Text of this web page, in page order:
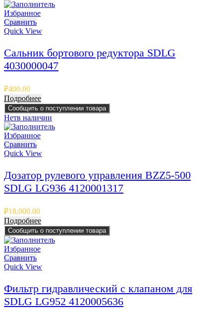
Избранное
Сравнить
Quick View
Сальник бортового редуктора SDLG
4030000047
₽400.00
Подробнее
Сообщить о поступлении товара
Нетв наличии
Избранное
Сравнить
Quick View
Дозатор рулевого управления BZZ5-500
SDLG LG936 4120001317
₽18,000.00
Подробнее
Сообщить о поступлении товара
Избранное
Сравнить
Quick View
Фильтр гидравлический с клапаном для
SDLG LG952 4120005636